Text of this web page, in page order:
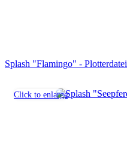
Splash "Flamingo" - Plotterdatei
Click to enlarge